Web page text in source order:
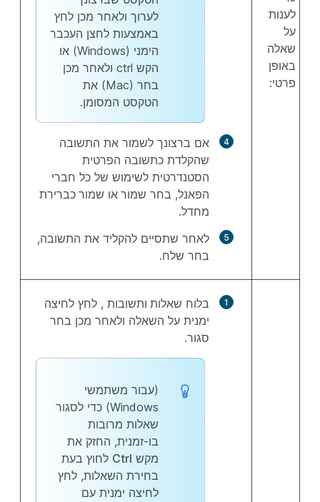
לענות
על
שאלה
באופן
פרטי:
לערוך ולאחר מכן לחץ
באמצעות לחצן העכבר
הימני (Windows) או
הקש ctrl
ולאחר מכן
בחר (Mac) את
הטקסט המסומן.
אם ברצונך לשמור את התשובה
שהקלדת כתשובה הפרטית
הסטנדרטית לשימוש של כל חברי
הפאנל, בחר שמור או שמור כברירת
מחדל.
לאחר שתסיים להקליד את התשובה,
בחר שלח.
בלוח שאלות ותשובות , לחץ לחיצה
ימנית על השאלה ולאחר מכן בחר
סגור.
(עבור משתמשי
Windows) כדי לסגור
שאלות מרובות
בו-זמנית, החזק את
מקש Ctrl לחוץ בעת
בחירת השאלות, לחץ
לחיצה ימנית עם